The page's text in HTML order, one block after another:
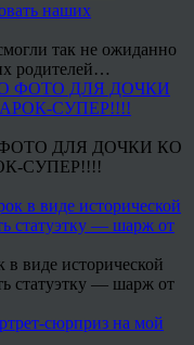
так не ожиданно
родителей…
ДЛЯ ДОЧКИ КО
СУПЕР!!!!
виде исторической
статуэтку — шарж от